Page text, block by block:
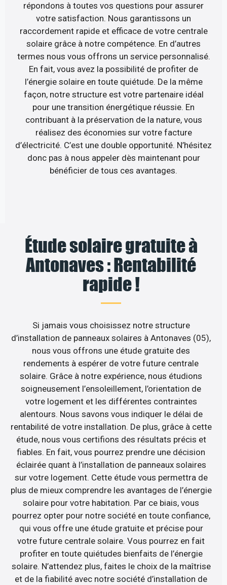
répondons à toutes vos questions pour assurer
votre satisfaction. Nous garantissons un
raccordement rapide et efficace de votre centrale
solaire grâce à notre compétence. En d’autres
termes nous vous offrons un service personnalisé.
En fait, vous avez la possibilité de profiter de
l’énergie solaire en toute quiétude. De la même
façon, notre structure est votre partenaire idéal
pour une transition énergétique réussie. En
contribuant à la préservation de la nature, vous
réalisez des économies sur votre facture
d’électricité. C’est une double opportunité. N’hésitez
donc pas à nous appeler dès maintenant pour
bénéficier de tous ces avantages.
Étude solaire gratuite à
Antonaves : Rentabilité
rapide !
Si jamais vous choisissez notre structure
d’installation de panneaux solaires à Antonaves (05),
nous vous offrons une étude gratuite des
rendements à espérer de votre future centrale
solaire. Grâce à notre expérience, nous étudions
soigneusement l’ensoleillement, l’orientation de
votre logement et les différentes contraintes
alentours. Nous savons vous indiquer le délai de
rentabilité de votre installation. De plus, grâce à cette
étude, nous vous certifions des résultats précis et
fiables. En fait, vous pourrez prendre une décision
éclairée quant à l’installation de panneaux solaires
sur votre logement. Cette étude vous permettra de
plus de mieux comprendre les avantages de l’énergie
solaire pour votre habitation. Par ce biais, vous
pourrez opter pour notre société en toute confiance,
qui vous offre une étude gratuite et précise pour
votre future centrale solaire. Vous pourrez en fait
profiter en toute quiétudes bienfaits de l’énergie
solaire. N’attendez plus, faites le choix de la maîtrise
et de la fiabilité avec notre société d’installation de